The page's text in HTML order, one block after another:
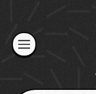
content